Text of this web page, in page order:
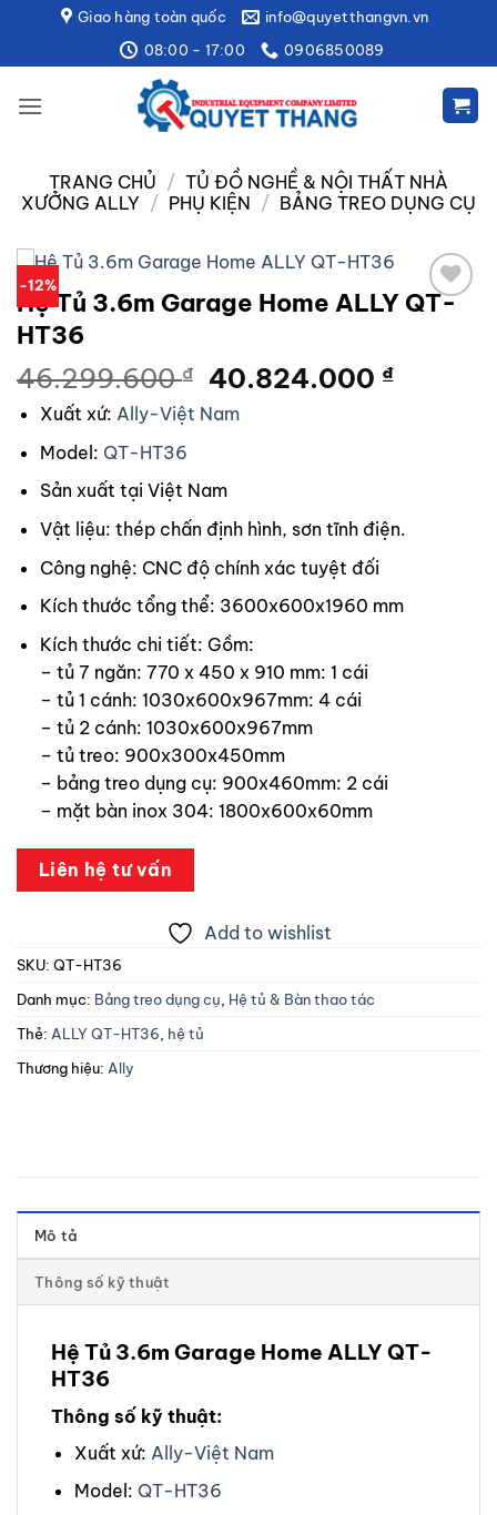
nội
dung
Giao hàng toàn quốc
info@quyetthangvn.vn
08:00 - 17:00
0906850089
TRANG CHỦ / TỦ ĐỒ NGHỀ & NỘI THẤT NHÀ
XƯỞNG ALLY / PHỤ KIỆN / BẢNG TREO DỤNG CỤ
-12%
Add to
Hệ Tủ 3.6m Garage Home ALLY QT-
HT36
46.299.600₫
Giá
gốc
là:
40.824.000 ₫
Xuất xứ: Ally-Việt Nam
Model: QT-HT36
Sản xuất tại Việt Nam
Vật liệu: thép chấn định hình, sơn tĩnh điện.
Công nghệ: CNC độ chính xác tuyệt đối
Kích thước tổng thể: 3600x600x1960 mm
Kích thước chi tiết: Gồm:
– tủ 7 ngăn: 770 x 450 x 910 mm: 1 cái
– tủ 1 cánh: 1030x600x967mm: 4 cái
– tủ 2 cánh: 1030x600x967mm
– tủ treo: 900x300x450mm
– bảng treo dụng cụ: 900x460mm: 2 cái
– mặt bàn inox 304: 1800x600x60mm
Liên hệ tư vấn
Add to wishlist
SKU: QT-HT36
Danh mục: Bảng treo dụng cụ Hệ tủ & Bàn thao tác
Thẻ: ALLY QT-HT36 hệ tủ
Thương hiệu: Ally
Mô tả
Thông số kỹ thuật
Hệ Tủ 3.6m Garage Home ALLY QT-
HT36
Thông số kỹ thuật:
Xuất xứ: Ally-Việt Nam
Model: QT-HT36